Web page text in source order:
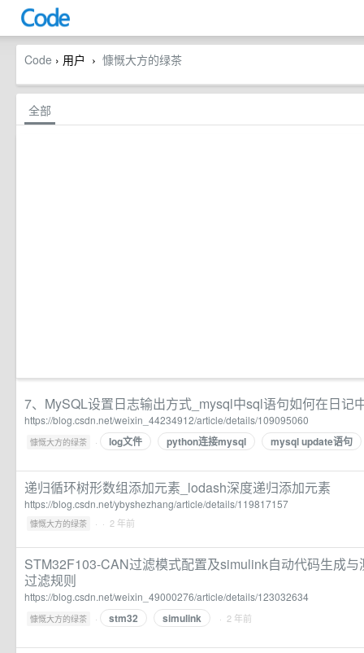
Code › 用户 › 慷慨大方的绿茶
全部
7、MySQL设置日志输出方式_mysql中sql语句如何在日记
https://blog.csdn.net/weixin_44234912/article/details/109095060
慷慨大方的绿茶 · log文件 python连接mysql mysql update语句
递归循环树形数组添加元素_lodash深度递归添加元素
https://blog.csdn.net/ybyshezhang/article/details/119817157
慷慨大方的绿茶 · · 2 年前
STM32F103-CAN过滤模式配置及simulink自动代码生成
过滤规则
https://blog.csdn.net/weixin_49000276/article/details/123032634
慷慨大方的绿茶 · stm32 simulink · 2 年前